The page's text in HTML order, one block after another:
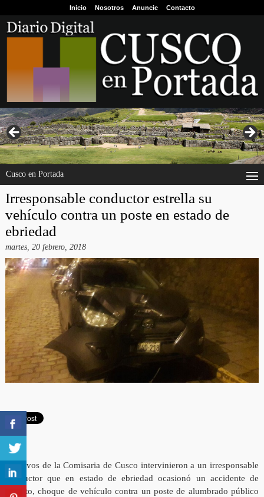
Inicio Nosotros Anuncie Contacto
Cusco en Portada
Irresponsable conductor estrella su
vehículo contra un poste en estado de
ebriedad
martes, 20 febrero, 2018
Efectivos de la Comisaria de Cusco intervinieron a un irresponsable
conductor que en estado de ebriedad ocasionó un accidente de
tránsito, choque de vehículo contra un poste de alumbrado público